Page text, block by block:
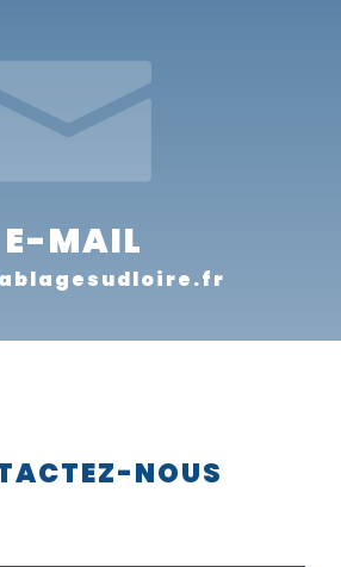
E-MAIL
NOUS